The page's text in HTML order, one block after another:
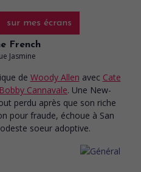
sur mes écrans
French
Jasmine
de Woody Allen avec Cate
Bobby Cannavale. Une New-
perdu après que son riche
pour fraude, échoue à San
soeur adoptive.